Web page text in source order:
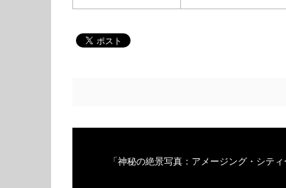
「神秘の絶景写真：アメージング・シティ